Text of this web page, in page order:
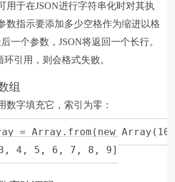
用于在JSON进行字符串化时对其执
数指示要添加多少空格作为缩进以格
一个参数，JSON将返回一个长行。
引用，则会格式失败。
组
数字填充它，索引为零：
= Array.from(new
4, 5, 6, 7, 8, 9]